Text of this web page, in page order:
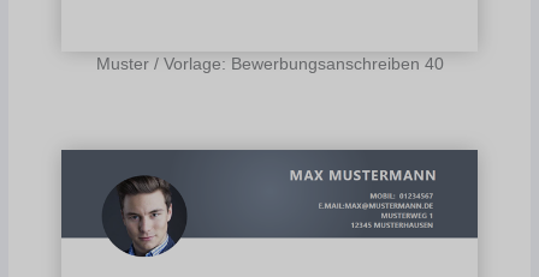
Muster / Vorlage: Bewerbungsanschreiben 40